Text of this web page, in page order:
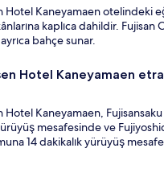
Hotel Kaneyamaen otelindeki
kaplıca dahildir. Fujisan
bahçe sunar.
Hotel Kaneyamaen
Hotel Kaneyamaen,
mesafesinde ve
14 dakikalık yürüyüş